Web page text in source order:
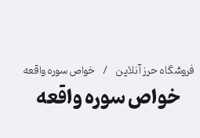
فروشگاه حرز آنلاین / خواص سوره واقعه
خواص سوره واقعه